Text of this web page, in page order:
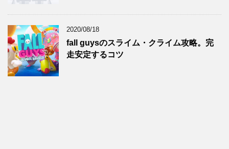
2020/08/18
fall guysのスライム・クライム攻略。完
走安定するコツ